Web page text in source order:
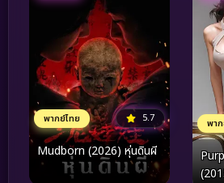
พากย์ไทย 5.7
Mudborn (2026) หุ่นดินผี
พา